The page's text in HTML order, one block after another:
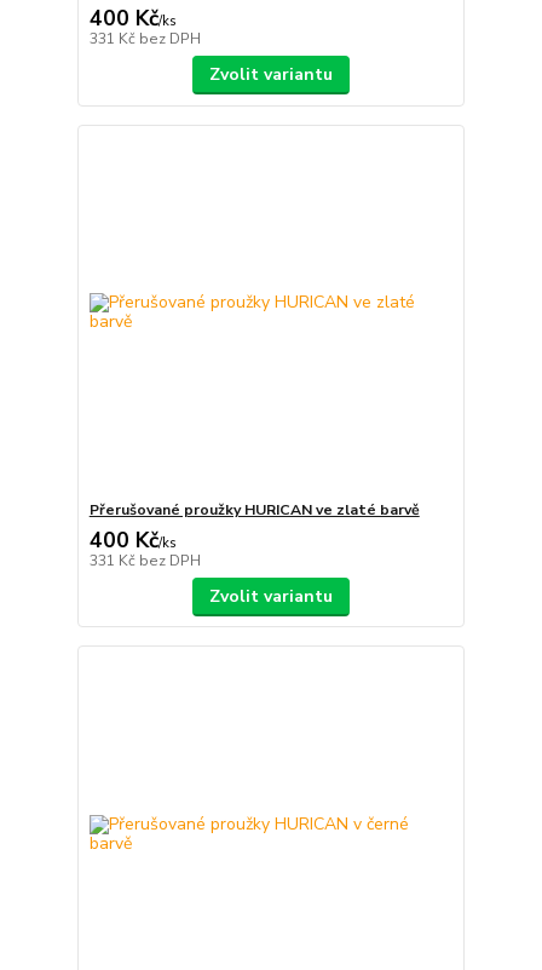
400 Kč/ks
331 Kč bez DPH
Zvolit variantu
Přerušované proužky HURICAN ve zlaté barvě
400 Kč/ks
331 Kč bez DPH
Zvolit variantu